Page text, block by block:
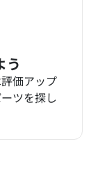
う
価アップ
ツを探し